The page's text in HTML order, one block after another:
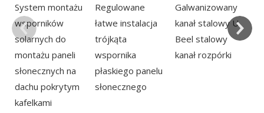
System montażu
wsporników
solarnych do
montażu paneli
słonecznych na
dachu pokrytym
kafelkami
Regulowane
łatwe instalacja
trójkąta
wspornika
płaskiego panelu
słonecznego
Galwanizowany
kanał stalowy U
Beel stalowy
kanał rozpórki